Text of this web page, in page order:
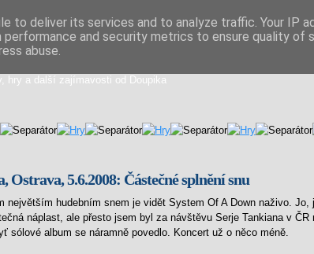
směs
hry a další zajímavosti od Doupika
Ostrava, 5.6.2008: Částečné splnění snu
největším hudebním snem je vidět System Of A Down naživo. Jo,
náplast, ale přesto jsem byl za návštěvu Serje Tankiana v ČR
sólové album se náramně povedlo. Koncert už o něco méně.
to deliver its services and to analyze traffic. Your IP
performance and security metrics to ensure quality of
abuse.